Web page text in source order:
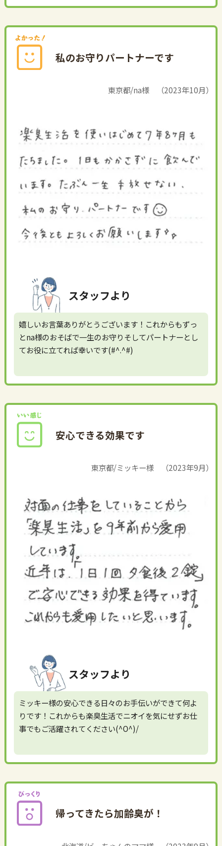
私のお守りパートナーです
東京都/na様 （2023年10月）
スタッフより
嬉しいお言葉ありがとうございます！これからもずっ
とna様のおそばで一生のお守りそしてパートナーとし
てお役に立てれば幸いです(#^.^#)
安心できる効果です
東京都/ミッキー様 （2023年9月）
スタッフより
ミッキー様の安心できる日々のお手伝いができて何よ
りです！これからも楽臭生活でニオイを気にせずお仕
事でもご活躍されてください(^O^)/
帰ってきたら加齢臭が！